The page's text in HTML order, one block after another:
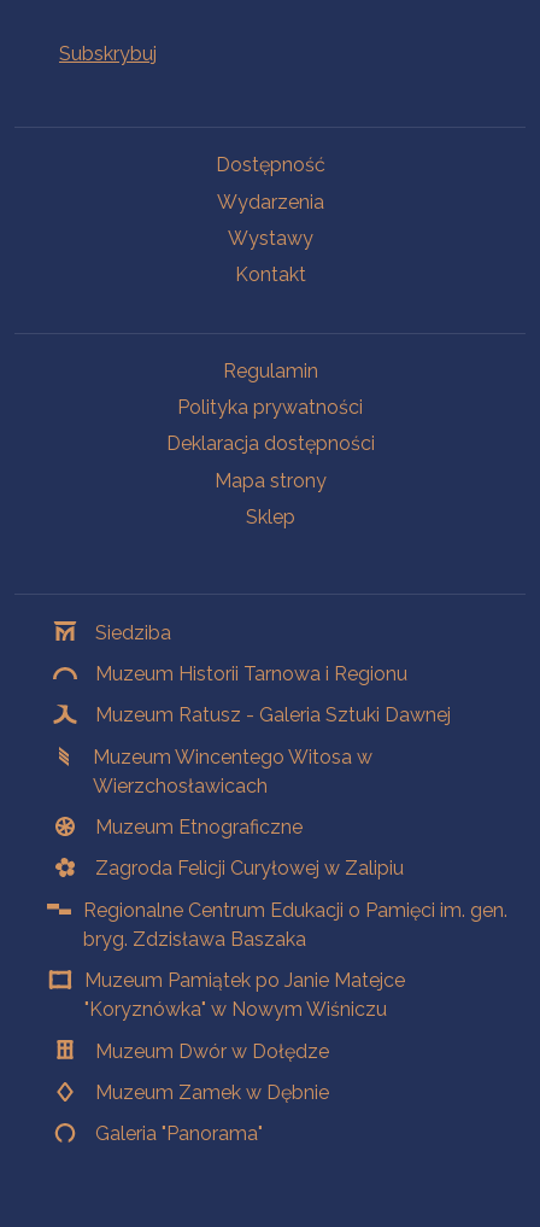
Dostępność
Wydarzenia
Wystawy
Kontakt
Regulamin
Polityka prywatności
Deklaracja dostępności
Mapa strony
Sklep
Siedziba
Muzeum Historii Tarnowa i Regionu
Muzeum Ratusz - Galeria Sztuki Dawnej
Muzeum Wincentego Witosa w
Wierzchosławicach
Muzeum Etnograficzne
Zagroda Felicji Curyłowej w Zalipiu
Regionalne Centrum Edukacji o Pamięci im. gen.
bryg. Zdzisława Baszaka
Muzeum Pamiątek po Janie Matejce
"Koryznówka" w Nowym Wiśniczu
Muzeum Dwór w Dołędze
Muzeum Zamek w Dębnie
Galeria "Panorama"